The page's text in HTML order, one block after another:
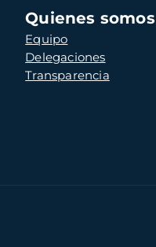
Navegación
principal
Quienes somos
Equipo
Delegaciones
Transparencia